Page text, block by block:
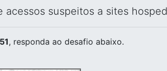
suspeitos a sites
, responda ao desafio abaixo.